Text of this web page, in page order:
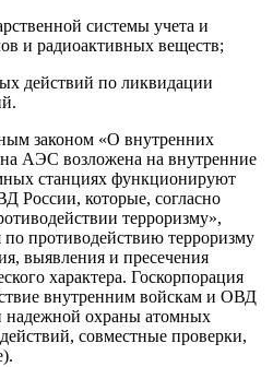
системы учета и
и радиоактивных веществ;
действий по ликвидации
законом «О внутренних
АЭС возложена на внутренние
станциях функционируют
России, которые, согласно
терроризму»,
противодействию терроризму
выявления и пресечения
характера. Госкорпорация
внутренним войскам и ОВД
охраны атомных
совместные проверки,